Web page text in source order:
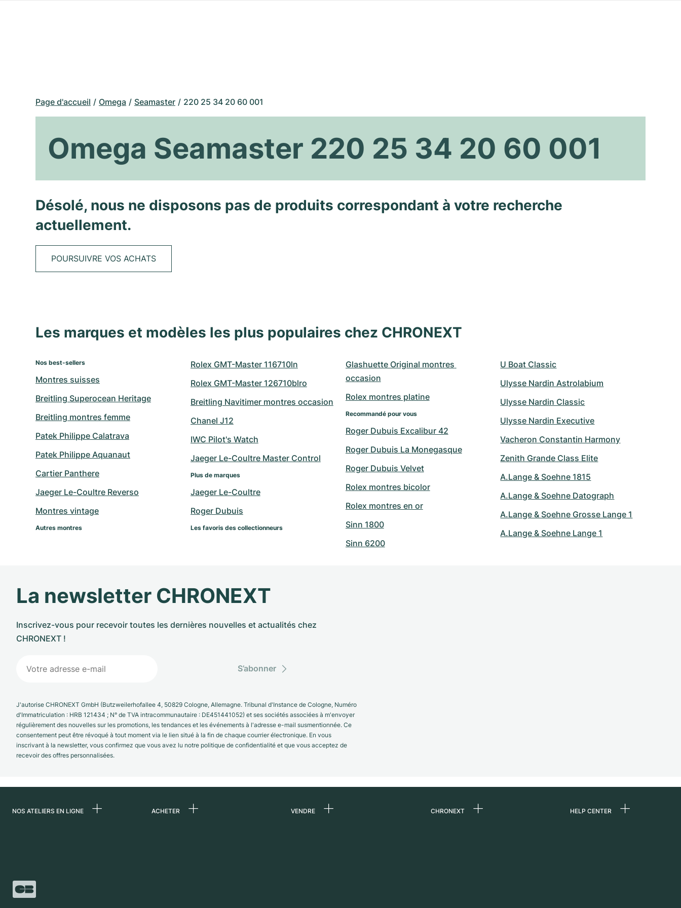
Page d'accueil Omega Seamaster 220 25 34 20 60 001
Omega Seamaster 220 25 34 20 60 001
Désolé, nous ne disposons pas de produits correspondant à votre recherche
actuellement.
POURSUIVRE VOS ACHATS
Les marques et modèles les plus populaires chez CHRONEXT
Nos best-sellers
Montres suisses
Breitling Superocean Heritage
Breitling montres femme
Patek Philippe Calatrava
Patek Philippe Aquanaut
Cartier Panthere
Jaeger Le-Coultre Reverso
Montres vintage
Autres montres
Rolex GMT-Master 116710ln
Rolex GMT-Master 126710blro
Breitling Navitimer montres occasion
Chanel J12
IWC Pilot's Watch
Jaeger Le-Coultre Master Control
Plus de marques
Jaeger Le-Coultre
Roger Dubuis
Les favoris des collectionneurs
Glashuette Original montres
occasion
Rolex montres platine
Recommandé pour vous
Roger Dubuis Excalibur 42
Roger Dubuis La Monegasque
Roger Dubuis Velvet
Rolex montres bicolor
Rolex montres en or
Sinn 1800
Sinn 6200
U Boat Classic
Ulysse Nardin Astrolabium
Ulysse Nardin Classic
Ulysse Nardin Executive
Vacheron Constantin Harmony
Zenith Grande Class Elite
A.Lange & Soehne 1815
A.Lange & Soehne Datograph
A.Lange & Soehne Grosse Lange 1
A.Lange & Soehne Lange 1
La newsletter CHRONEXT
Inscrivez-vous pour recevoir toutes les dernières nouvelles et actualités chez
CHRONEXT !
S’abonner
J'autorise CHRONEXT GmbH (Butzweilerhofallee 4, 50829 Cologne, Allemagne. Tribunal d'Instance de Cologne, Numéro
d'Immatriculation : HRB 121434 ; N° de TVA intracommunautaire : DE451441052) et ses sociétés associées à m'envoyer
régulièrement des nouvelles sur les promotions, les tendances et les événements à l'adresse e-mail susmentionnée. Ce
consentement peut être révoqué à tout moment via le lien situé à la fin de chaque courrier électronique. En vous
inscrivant à la newsletter, vous confirmez que vous avez lu notre politique de confidentialité et que vous acceptez de
recevoir des offres personnalisées.
NOS ATELIERS EN LIGNE
Suisse
ACHETER VENDRE CHRONEXT HELP CENTER